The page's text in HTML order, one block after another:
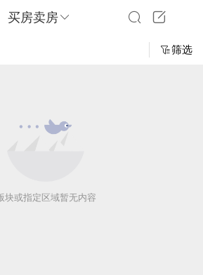
买房卖房
筛选
块或指定区域暂无内容